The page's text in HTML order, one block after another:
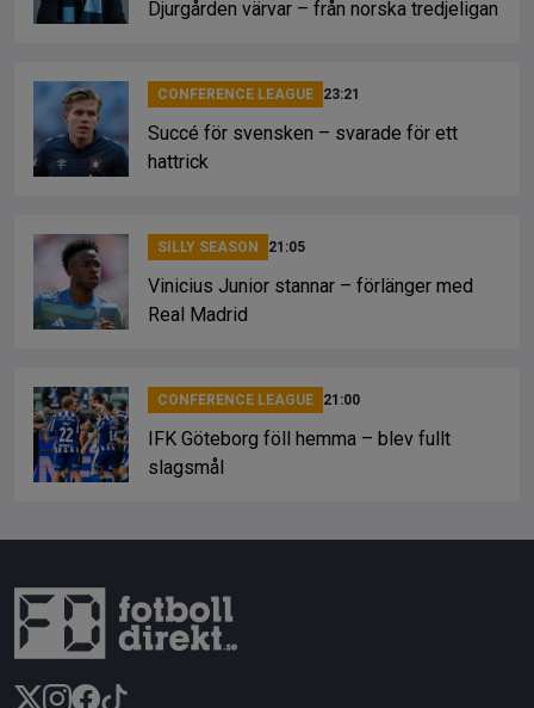
Djurgården värvar – från norska tredjeligan
CONFERENCE LEAGUE 23:21
Succé för svensken – svarade för ett
hattrick
SILLY SEASON 21:05
Vinicius Junior stannar – förlänger med
Real Madrid
CONFERENCE LEAGUE 21:00
IFK Göteborg föll hemma – blev fullt
slagsmål